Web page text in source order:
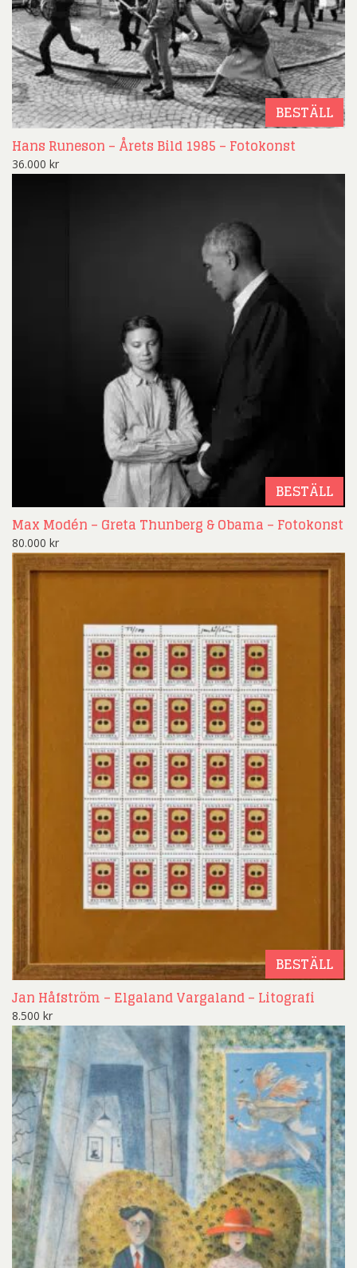
BESTÄLL
Hans Runeson – Årets Bild 1985 – Fotokonst
36.000 kr
BESTÄLL
Max Modén – Greta Thunberg & Obama – Fotokonst
80.000 kr
BESTÄLL
Jan Håfström – Elgaland Vargaland – Litografi
8.500 kr